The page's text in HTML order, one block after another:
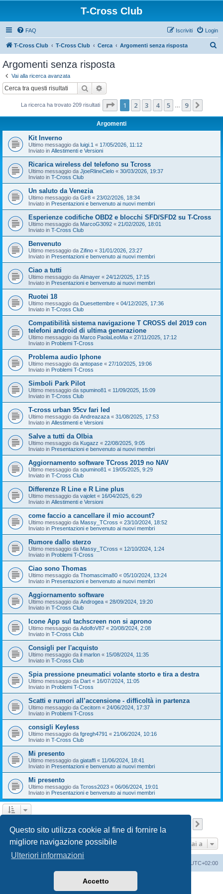
Questo sito utilizza cookie al fine di fornire la
migliore navigazione possibile
Ulteriori informazioni
Accetto
T-Cross Club
FAQ Login
Iscriviti
T-Cross Club T-Cross Club Cerca Argomenti senza risposta
Argomenti senza risposta
Vai alla ricerca avanzata
Cerca
La ricerca ha trovato 209 risultati Pagina di
1 2 3 4 5 9
Argomenti
Kit Inverno
Ultimo messaggio da luigi.1 « 17/05/2026, 11:12
Inviato in Allestimenti e Versioni
Ricarica wireless del telefono su Tcross
Ultimo messaggio da JjoeRlineCielo « 30/03/2026, 19:37
Inviato in T-Cross Club
Un saluto da Venezia
Ultimo messaggio da Gir8 « 23/02/2026, 18:34
Inviato in Presentazioni e benvenuto ai nuovi membri
Esperienze codifiche OBD2 e blocchi SFD/SFD2 su T-Cross
Ultimo messaggio da MarcoG3092 « 21/02/2026, 18:01
Inviato in T-Cross Club
Benvenuto
Ultimo messaggio da Zifino « 31/01/2026, 23:27
Inviato in Presentazioni e benvenuto ai nuovi membri
Ciao a tutti
Ultimo messaggio da Almayer « 24/12/2025, 17:15
Inviato in Presentazioni e benvenuto ai nuovi membri
Ruotei 18
Ultimo messaggio da Duesettembre « 04/12/2025, 17:36
Inviato in T-Cross Club
Compatibilità sistema navigazione T CROSS del 2019 con
telefoni android di ultima generazione
Ultimo messaggio da Marco PaolaLeoMia « 27/11/2025, 17:12
Inviato in Problemi T-Cross
Problema audio Iphone
Ultimo messaggio da antopase « 27/10/2025, 19:06
Inviato in Problemi T-Cross
Simboli Park Pilot
Ultimo messaggio da spumino81 « 11/09/2025, 15:09
Inviato in T-Cross Club
T-cross urban 95cv fari led
Ultimo messaggio da Andreazaza « 31/08/2025, 17:53
Inviato in Allestimenti e Versioni
Salve a tutti da Olbia
Ultimo messaggio da Kugazz « 22/08/2025, 9:05
Inviato in Presentazioni e benvenuto ai nuovi membri
Aggiornamento software TCross 2019 no NAV
Ultimo messaggio da spumino81 « 19/05/2025, 9:29
Inviato in T-Cross Club
Differenze R Line e R Line plus
Ultimo messaggio da vajolet « 16/04/2025, 6:29
Inviato in Allestimenti e Versioni
come faccio a cancellare il mio account?
Ultimo messaggio da Massy_TCross « 23/10/2024, 18:52
Inviato in Presentazioni e benvenuto ai nuovi membri
Rumore dallo sterzo
Ultimo messaggio da Massy_TCross « 12/10/2024, 1:24
Inviato in Problemi T-Cross
Ciao sono Thomas
Ultimo messaggio da Thomascima80 « 05/10/2024, 13:24
Inviato in Presentazioni e benvenuto ai nuovi membri
Aggiornamento software
Ultimo messaggio da Androgea « 28/09/2024, 19:20
Inviato in T-Cross Club
Icone App sul tachscreen non si aprono
Ultimo messaggio da AdolfoV87 « 20/08/2024, 2:08
Inviato in T-Cross Club
Consigli per l'acquisto
Ultimo messaggio da il marlon « 15/08/2024, 11:35
Inviato in T-Cross Club
Spia pressione pneumatici volante storto e tira a destra
Ultimo messaggio da Dart « 16/07/2024, 11:05
Inviato in Problemi T-Cross
Scatti e rumori all’accensione - difficoltà in partenza
Ultimo messaggio da Cecitorn « 24/06/2024, 17:37
Inviato in Problemi T-Cross
consigli Keyless
Ultimo messaggio da fgregh4791 « 21/06/2024, 10:16
Inviato in T-Cross Club
Mi presento
Ultimo messaggio da giataffi « 11/06/2024, 18:41
Inviato in Presentazioni e benvenuto ai nuovi membri
Mi presento
Ultimo messaggio da Tcross2023 « 06/06/2024, 19:01
Inviato in Presentazioni e benvenuto ai nuovi membri
Vai a
UTC+02:00
phpBB® Forum Software © phpBB Limited
phpBB-Italia.it